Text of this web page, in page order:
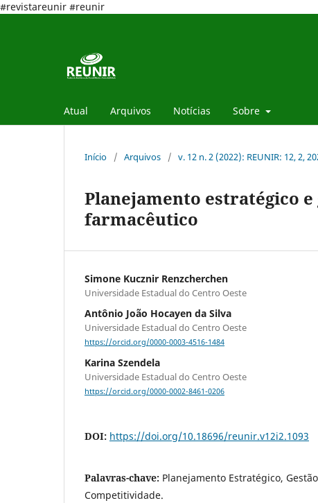
#revistareunir #reunir
Atual Arquivos Notícias Sobre
Início / Arquivos / v. 12 n. 2 (2022): REUNIR: 12, 2,
Planejamento estratégico
farmacêutico
Simone Kucznir Renzcherchen
Universidade Estadual do Centro Oeste
Antônio João Hocayen da Silva
Universidade Estadual do Centro Oeste
https://orcid.org/0000-0003-4516-1484
Karina Szendela
Universidade Estadual do Centro Oeste
https://orcid.org/0000-0002-8461-0206
DOI: https://doi.org/10.18696/reunir.v12i2.1093
Palavras-chave: Planejamento Estratégico,
Competitividade.